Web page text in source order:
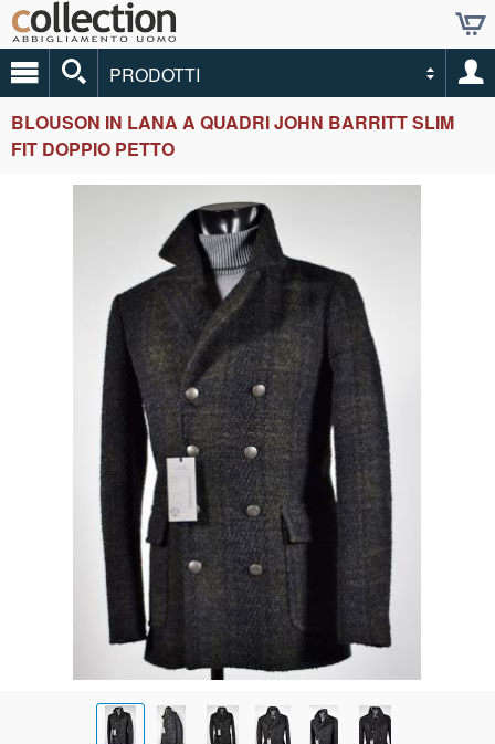
PRODOTTI
BLOUSON IN LANA A QUADRI JOHN BARRITT SLIM
FIT DOPPIO PETTO